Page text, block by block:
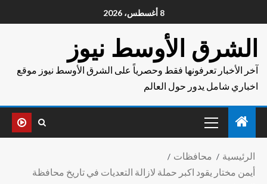
8 أغسطس، 2026
الشرق الأوسط نيوز
آخر الأخبار تعرفونها فقط وحصرياً على الشرق الأوسط نيوز موقع
اخباري شامل يدور حول العالم
الرئيسية
محافظات
أيمن مختار يقود اكبر حملة لازالة التعديات في تاريخ محافظة